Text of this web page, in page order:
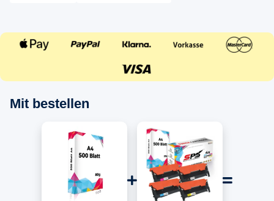
Mit bestellen